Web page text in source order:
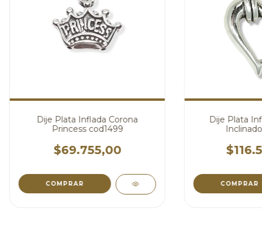
Dije Plata Inflada Corona
Princess cod1499
$69.755,00
Dije Plata